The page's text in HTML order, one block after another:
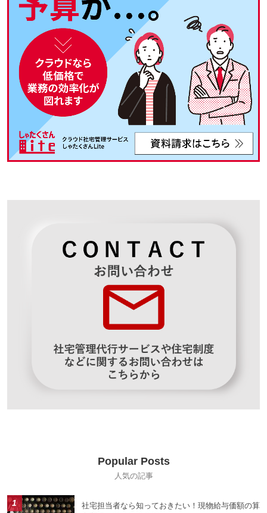
Popular Posts
社宅担当者なら知っておきたい！現物給与価額の算